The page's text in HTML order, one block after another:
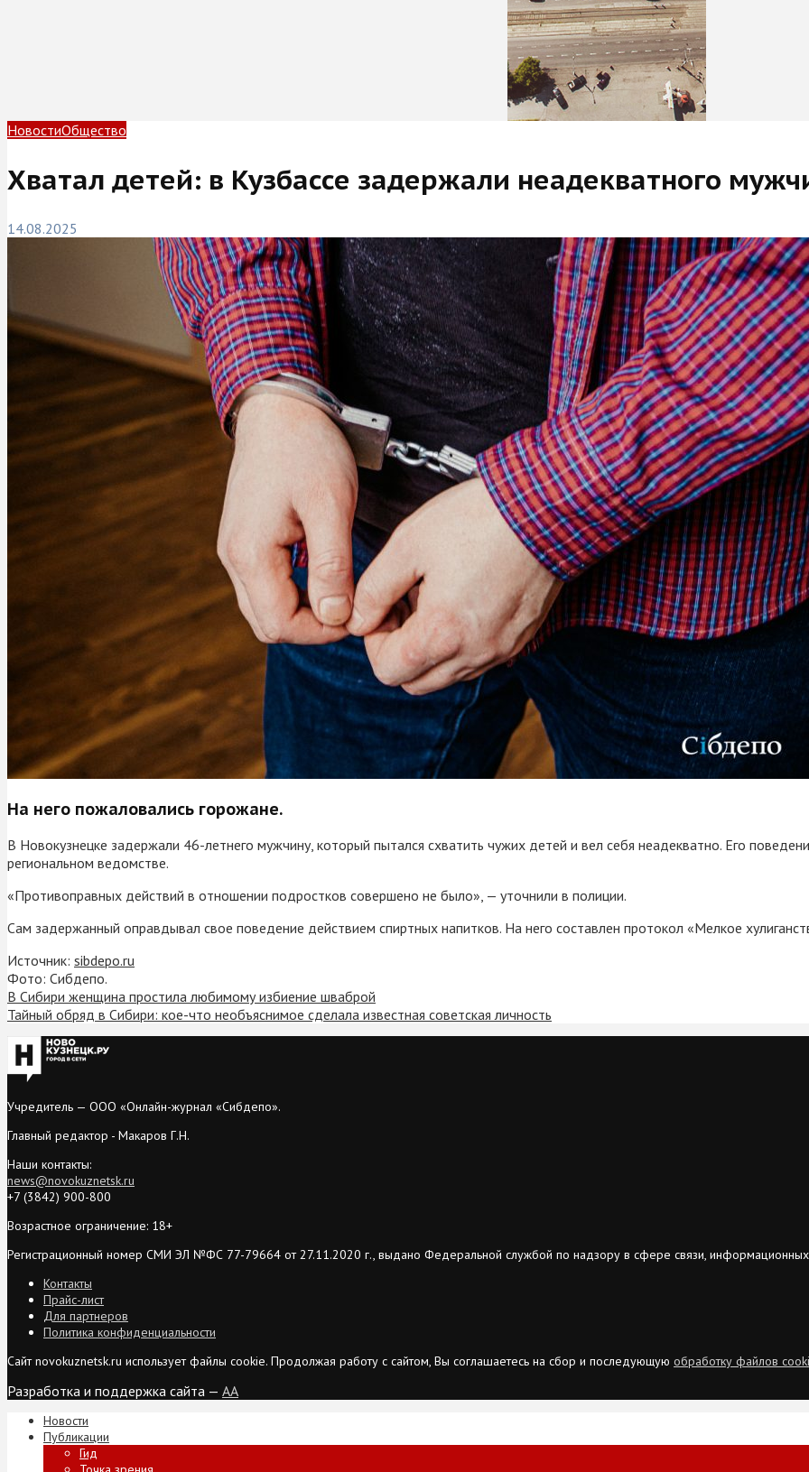
НовостиОбщество
Хватал детей: в Кузбассе задержали неадекватного
14.08.2025
На него пожаловались горожане.
В Новокузнецке задержали 46-летнего мужчину, который пытался схватить чужих детей и вел себя неадекватно. Его
региональном ведомстве.
«Противоправных действий в отношении подростков совершено не было», — уточнили в полиции.
Сам задержанный оправдывал свое поведение действием спиртных напитков. На него составлен протокол «Мелкое
Источник: sibdepo.ru
Фото: Сибдепо.
В Сибири женщина простила любимому избиение шваброй
Тайный обряд в Сибири: кое-что необъяснимое сделала известная советская личность
Учредитель — ООО «Онлайн-журнал «Сибдепо».
Главный редактор - Макаров Г.Н.
Наши контакты:
news@novokuznetsk.ru
+7 (3842) 900-800
Возрастное ограничение: 18+
Регистрационный номер СМИ ЭЛ №ФС 77-79664 от 27.11.2020 г., выдано Федеральной службой по надзору в сфере связи, информационных
Контакты
Прайс-лист
Для партнеров
Политика конфиденциальности
Сайт novokuznetsk.ru использует файлы cookie. Продолжая работу с сайтом, Вы соглашаетесь на сбор и последующую обработку файлов
Разработка и поддержка сайта — AA
Новости
Публикации
Гид